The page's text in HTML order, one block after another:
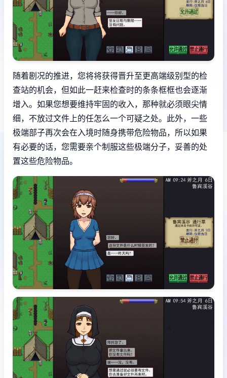
随着剧况的推进，您将将获得晋升至更高端级别型的检
查站的机会，但如此一赶来检查时的条条框框也会逐渐
增入。如果您想要维持牢固的收入，那种就必须眼尖情
细，不放过文件上的任怎么一个可疑之处。此外，一些
极端部子再次会在入境时随身携带危险物品，所以如果
有必要的话，您需要亲个制服这些极端分子，妥善的处
置这些危险物品。